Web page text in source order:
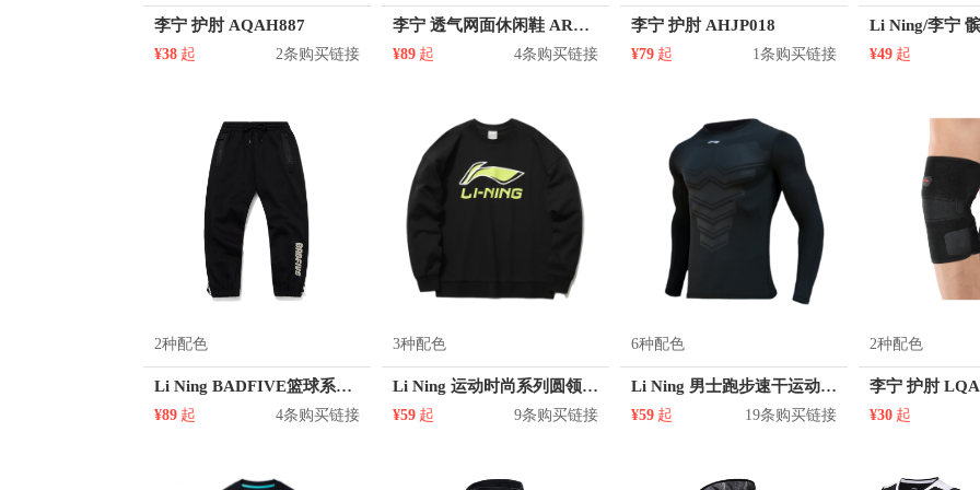
李宁 护肘 AQAH887
¥38 起 2条购买链接
李宁 透气网面休闲鞋 AREP001
¥89 起 4条购买链接
李宁 护肘 AHJP018
¥79 起 1条购买链接 ¥49 起
2种配色
Li Ning BADFIVE篮球系列加绒收口针织长裤 AKLQ755
¥89 起 4条购买链接
3种配色
Li Ning 运动时尚系列圆领套头卫衣 AWDR369-2
¥59 起 9条购买链接
6种配色
Li Ning 男士跑步速干运动长袖紧身衣 AUDR023
¥59 起 19条购买链接
2种配色
李宁 护肘
¥30 起